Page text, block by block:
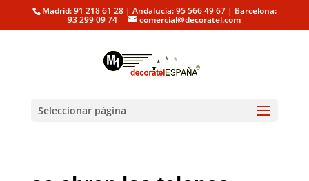
Madrid: 91 218 61 28 | Andalucía: 95 566 49 67 | Barcelona:
93 299 09 74 comercial@decoratel.com
Seleccionar página